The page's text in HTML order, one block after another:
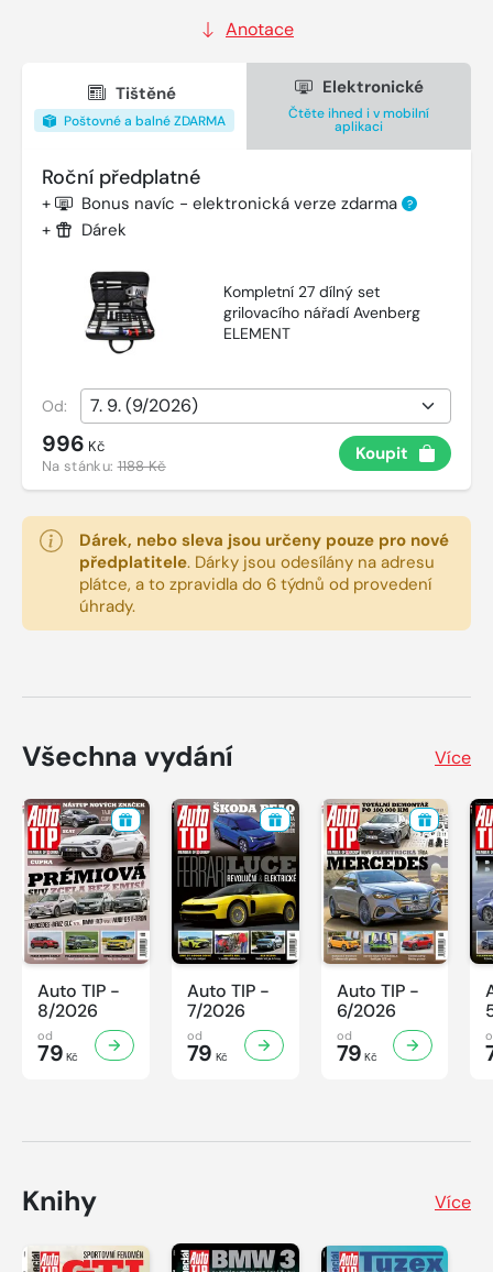
Anotace
Tištěné
Poštovné a balné ZDARMA
Elektronické
Čtěte ihned i v mobilní
aplikaci
Roční předplatné
+ Bonus navíc - elektronická verze zdarma ?
+ Dárek
Kompletní 27 dílný set
grilovacího nářadí Avenberg
ELEMENT
Od:
996 Kč
Na stánku:1188 Kč
Koupit
Dárek, nebo sleva jsou určeny pouze pro nové
předplatitele. Dárky jsou odesílány na adresu
plátce, a to zpravidla do 6 týdnů od provedení
úhrady.
Všechna vydání Více
Auto TIP -
8/2026
od
79 Kč
Auto TIP -
7/2026
od
79 Kč
Auto TIP -
6/2026
od
79 Kč
Knihy Více